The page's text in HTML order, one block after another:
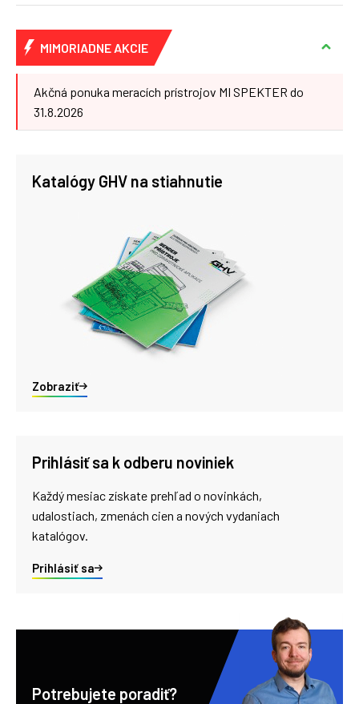
MIMORIADNE AKCIE
Akčná ponuka meracích prístrojov MI SPEKTER do
31.8.2026
Katalógy GHV na stiahnutie
Zobraziť
Prihlásiť sa k odberu noviniek
Každý mesiac získate prehľad o novinkách,
udalostiach, zmenách cien a nových vydaniach
katalógov.
Prihlásiť sa
Potrebujete poradiť?